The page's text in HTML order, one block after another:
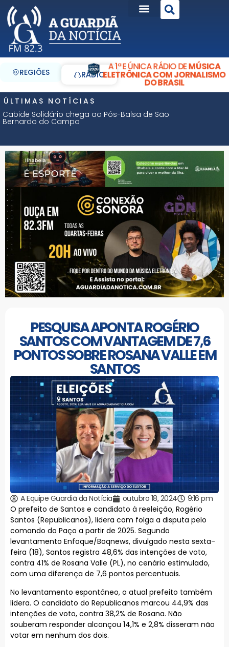
REGIÕES RÁDIO
A 1ª E ÚNICA RÁDIO DEMÚSICA
ELETRÔNICA COM JORNALISMO
DO BRASIL
ÚLTIMAS NOTÍCIAS
Cabide Solidário chega ao Pós-Balsa de São
Bernardo do Campo
PESQUISA APONTA ROGÉRIO
SANTOS COM VANTAGEM DE 7,6
PONTOS SOBRE ROSANA VALLE EM
SANTOS
A Equipe Guardiã da Notícia outubro 18, 2024
9:16 pm
O prefeito de Santos e candidato à reeleição, Rogério
Santos (Republicanos), lidera com folga a disputa pelo
comando do Paço a partir de 2025. Segundo
levantamento Enfoque/Boqnews, divulgado nesta sexta-
feira (18), Santos registra 48,6% das intenções de voto,
contra 41% de Rosana Valle (PL), no cenário estimulado,
com uma diferença de 7,6 pontos percentuais.
No levantamento espontâneo, o atual prefeito também
lidera. O candidato do Republicanos marcou 44,9% das
intenções de voto, contra 38,2% de Rosana. Não
souberam responder alcançou 14,1% e 2,8% disseram não
votar em nenhum dos dois.